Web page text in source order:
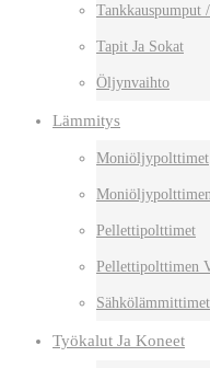
Tankkauspumput
Tapit Ja Sokat
Öljynvaihto
Lämmitys
Moniöljypolttimet
Pellettipolttimet
Pellettipolttimen
Sähkölämmittimet
Työkalut Ja Koneet